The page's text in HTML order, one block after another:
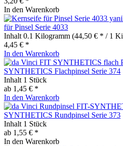
In den Warenkorb
für Pinsel Serie 4033
Inhalt 0.1 Kilogramm (44,50 € * / 1
4,45 € *
In den Warenkorb
SYNTHETICS Flachpinsel Serie 374
Inhalt 1 Stück
ab 1,45 € *
In den Warenkorb
SYNTHETICS Rundpinsel Serie 373
Inhalt 1 Stück
ab 1,55 € *
In den Warenkorb